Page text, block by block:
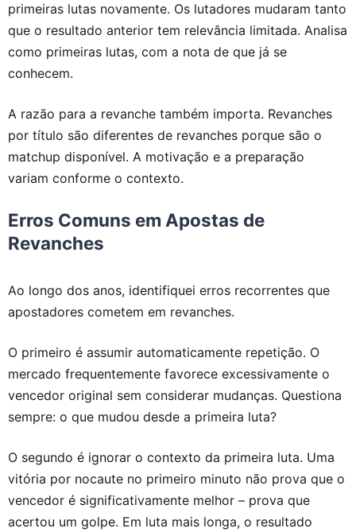
primeiras lutas novamente. Os lutadores mudaram tanto
que o resultado anterior tem relevância limitada. Analisa
como primeiras lutas, com a nota de que já se
conhecem.
A razão para a revanche também importa. Revanches
por título são diferentes de revanches porque são o
matchup disponível. A motivação e a preparação
variam conforme o contexto.
Erros Comuns em Apostas de
Revanches
Ao longo dos anos, identifiquei erros recorrentes que
apostadores cometem em revanches.
O primeiro é assumir automaticamente repetição. O
mercado frequentemente favorece excessivamente o
vencedor original sem considerar mudanças. Questiona
sempre: o que mudou desde a primeira luta?
O segundo é ignorar o contexto da primeira luta. Uma
vitória por nocaute no primeiro minuto não prova que o
vencedor é significativamente melhor – prova que
acertou um golpe. Em luta mais longa, o resultado